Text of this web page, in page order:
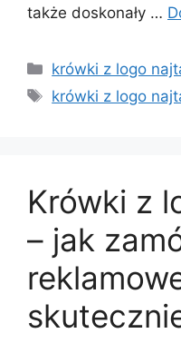
także doskonały …
Kategorie
krówki z logo
Tagi
krówki z logo
Krówki z
– jak